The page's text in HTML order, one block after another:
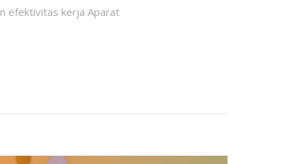
efektivitas kerja Aparat